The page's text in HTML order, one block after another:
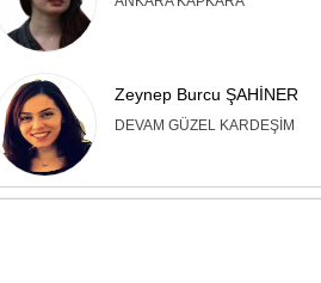
Zeynep Burcu ŞAHİNER
DEVAM GÜZEL KARDEŞİM